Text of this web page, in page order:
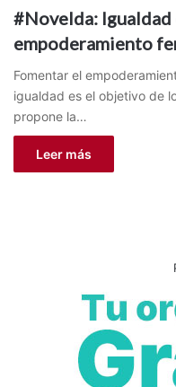
#Novelda:
empoderamiento
Fomentar el
igualdad es el objetivo de
propone la…
Leer más